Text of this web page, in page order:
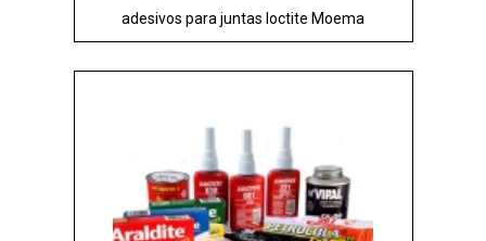
adesivos para juntas loctite Moema